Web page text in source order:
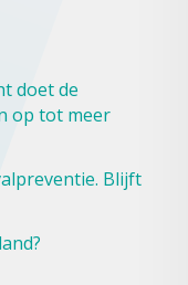
doet de
op tot meer
Blijft